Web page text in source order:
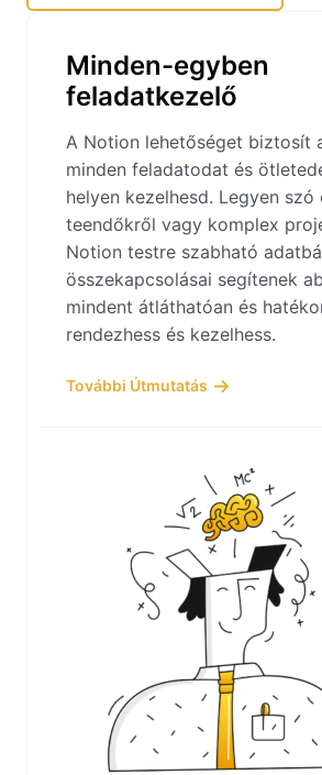
Minden-egyben
feladatkezelő
A Notion lehetőséget biztosít
minden feladatodat és
helyen kezelhesd. Legyen szó
teendőkről vagy komplex
Notion testre szabható
összekapcsolásai segítenek
mindent átláthatóan és
rendezhess és kezelhess.
További Útmutatás